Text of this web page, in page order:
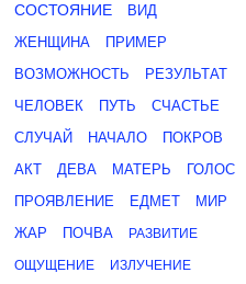
СОСТОЯНИЕ
ВИД
ЖЕНЩИНА
ПРИМЕР
ВОЗМОЖНОСТЬ
РЕЗУЛЬТАТ
ЧЕЛОВЕК
ПУТЬ
СЧАСТЬЕ
СЛУЧАЙ
НАЧАЛО
ПОКРОВ
АКТ
ДЕВА МАТЕРЬ
ГОЛОС
ПРОЯВЛЕНИЕ
ЕДМЕТ
МИР
ЖАР
ПОЧВА РАЗВИТИЕ
ОЩУЩЕНИЕ ИЗЛУЧЕНИЕ